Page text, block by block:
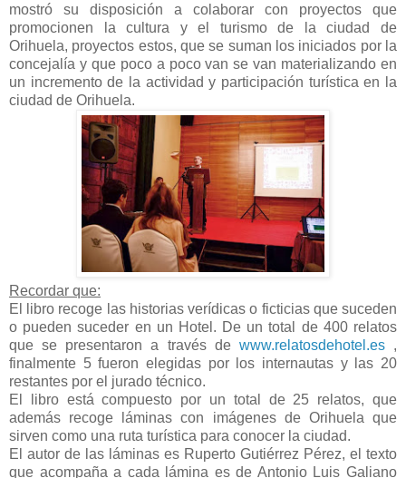
mostró su disposición a colaborar con proyectos que
promocionen la cultura y el turismo de la ciudad de
Orihuela, proyectos estos, que se suman los iniciados por la
concejalía y que poco a poco van se van materializando en
un incremento de la actividad y participación turística en la
ciudad de Orihuela.
Recordar que:
El libro recoge las historias verídicas o ficticias que suceden
o pueden suceder en un Hotel. De un total de 400 relatos
que se presentaron a través de www.relatosdehotel.es,
finalmente 5 fueron elegidas por los internautas y las 20
restantes por el jurado técnico.
El libro está compuesto por un total de 25 relatos, que
además recoge láminas con imágenes de Orihuela que
sirven como una ruta turística para conocer la ciudad.
El autor de las láminas es Ruperto Gutiérrez Pérez, el texto
que acompaña a cada lámina es de Antonio Luis Galiano